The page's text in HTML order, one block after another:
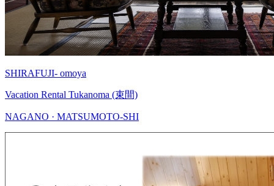
SHIRAFUJI- omoya
Vacation Rental Tukanoma (束間)
NAGANO · MATSUMOTO-SHI